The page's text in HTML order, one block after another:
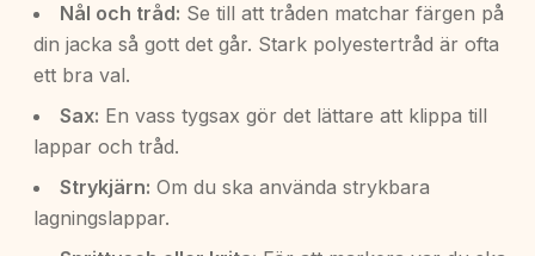
Nål och tråd: Se till att tråden matchar färgen på
din jacka så gott det går. Stark polyestertråd är ofta
ett bra val.
Sax: En vass tygsax gör det lättare att klippa till
lappar och tråd.
Strykjärn: Om du ska använda strykbara
lagningslappar.